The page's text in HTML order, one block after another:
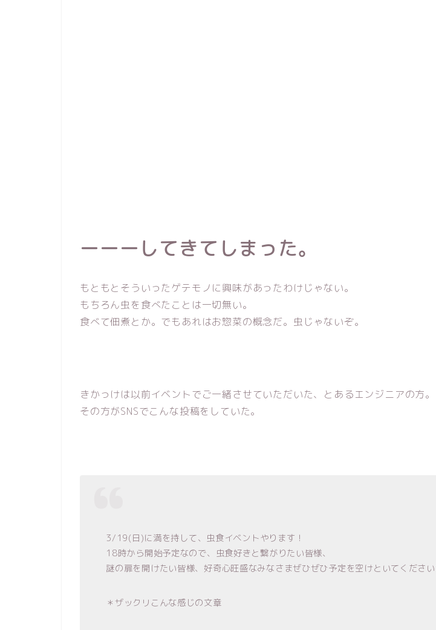
ーーーしてきてしまった。
もともとそういったゲテモノに興味があったわけじゃない。
もちろん虫を食べたことは一切無い。
食べて佃煮とか。でもあれはお惣菜の概念だ。虫じゃないぞ。
きかっけは以前イベントでご一緒させていただいた、とあるエンジニアの方。
その方がSNSでこんな投稿をしていた。
3/19(日)に満を持して、虫食イベントやります！
18時から開始予定なので、虫食好きと繋がりたい皆様、
謎の扉を開けたい皆様、好奇心旺盛なみなさまぜひぜひ予定を空けといてください
＊ザックリこんな感じの文章